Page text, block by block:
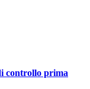
controllo prima